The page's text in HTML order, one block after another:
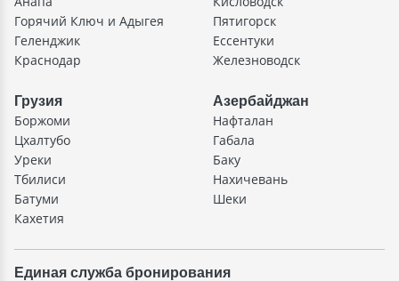
Горячий Ключ и Адыгея
Геленджик
Краснодар
Пятигорск
Ессентуки
Железноводск
Грузия
Боржоми
Цхалтубо
Уреки
Тбилиси
Батуми
Кахетия
Азербайджан
Нафталан
Габала
Баку
Нахичевань
Шеки
Единая служба бронирования